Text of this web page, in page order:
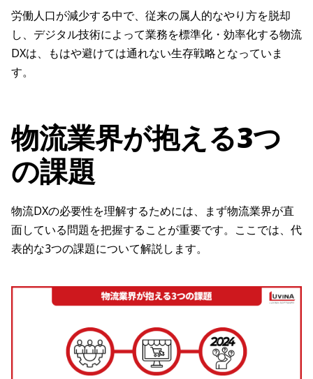
労働人口が減少する中で、従来の属人的なやり方を脱却
し、デジタル技術によって業務を標準化・効率化する物流
DXは、もはや避けては通れない生存戦略となっていま
す。
物流業界が抱える3つ
の課題
物流DXの必要性を理解するためには、まず物流業界が直
面している問題を把握することが重要です。ここでは、代
表的な3つの課題について解説します。